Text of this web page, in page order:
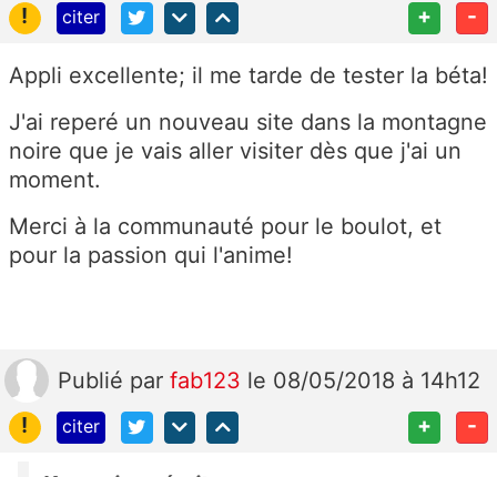
!
citer + -
Appli excellente; il me tarde de tester la béta!
J'ai reperé un nouveau site dans la montagne
noire que je vais aller visiter dès que j'ai un
moment.
Merci à la communauté pour le boulot, et
pour la passion qui l'anime!
Publié par fab123 le 08/05/2018 à 14h12
!
citer + -